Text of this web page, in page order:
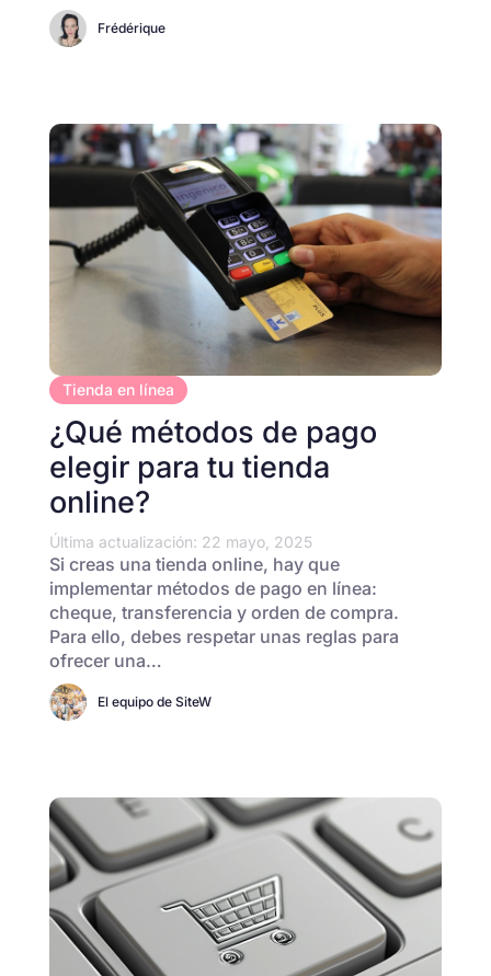
Frédérique
Tienda en línea
¿Qué métodos de pago
elegir para tu tienda
online?
Última actualización: 22 mayo, 2025
Si creas una tienda online, hay que
implementar métodos de pago en línea:
cheque, transferencia y orden de compra.
Para ello, debes respetar unas reglas para
ofrecer una…
El equipo de SiteW